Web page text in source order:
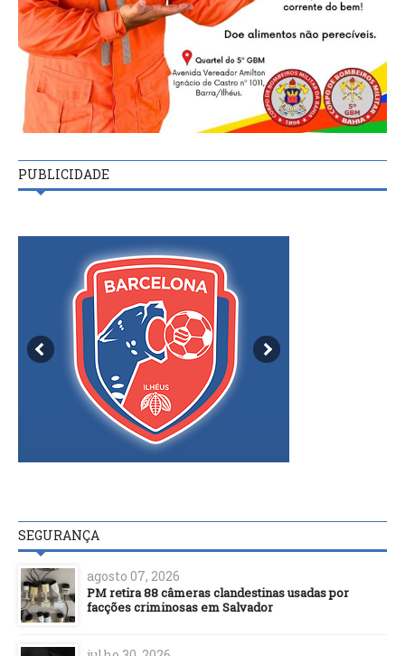
PUBLICIDADE
SEGURANÇA
agosto 07, 2026
PM retira 88 câmeras clandestinas usadas por
facções criminosas em Salvador